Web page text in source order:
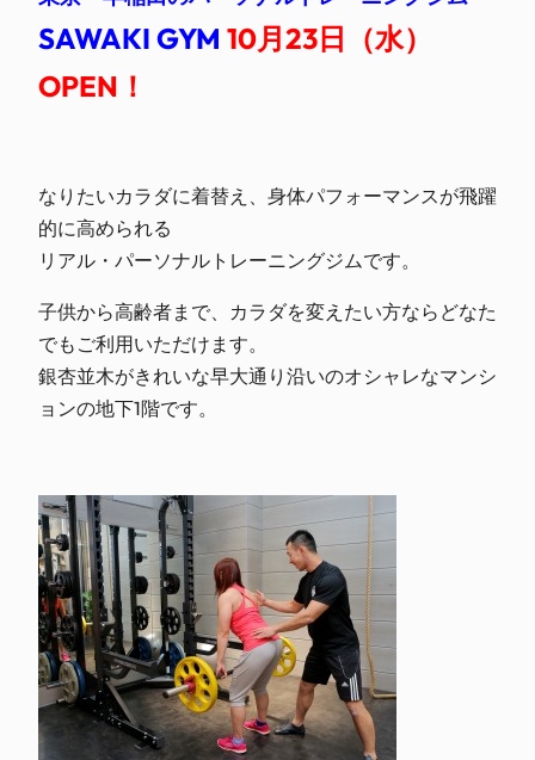
SAWAKI GYM 10月23日（水）
OPEN！
なりたいカラダに着替え、身体パフォーマンスが飛躍
的に高められる
リアル・パーソナルトレーニングジムです。
子供から高齢者まで、カラダを変えたい方ならどなた
でもご利用いただけます。
銀杏並木がきれいな早大通り沿いのオシャレなマンシ
ョンの地下1階です。